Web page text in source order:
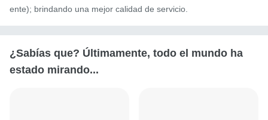
ente); brindando una mejor calidad de servicio.
¿Sabías que? Últimamente, todo el mundo ha
estado mirando...